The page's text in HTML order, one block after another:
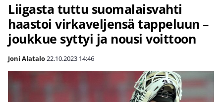
Liigasta tuttu suomalaisvahti
haastoi virkaveljensä tappeluun –
joukkue syttyi ja nousi voittoon
Joni Alatalo22.10.2023 14:46